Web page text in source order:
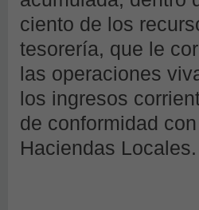
ciento de los
tesorería, que le
las operaciones
los ingresos
de conformidad
Haciendas Locales.